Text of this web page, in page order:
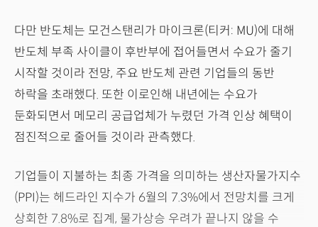
다만 반도체는 모건스탠리가 마이크론(티커: MU)에 대해
반도체 부족 사이클이 후반부에 접어들면서 수요가 줄기
시작할 것이라 전망, 주요 반도체 관련 기업들의 동반
하락을 초래했다. 또한 이로인해 내년에는 수요가
둔화되면서 메모리 공급업체가 누렸던 가격 인상 혜택이
점진적으로 줄어들 것이라 관측했다.
기업들이 지불하는 최종 가격을 의미하는 생산자물가지수
(PPI)는 헤드라인 지수가 6월의 7.3%에서 전망치를 크게
상회한 7.8%로 집계, 물가상승 우려가 끝나지 않을 수